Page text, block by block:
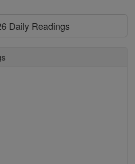
Daily Readings